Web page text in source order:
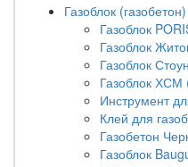
Газоблок (газобетон)
Газоблок
Газоблок
Газоблок
Газоблок ХСМ
Инструмент
Клей для
Газобетон
Газоблок